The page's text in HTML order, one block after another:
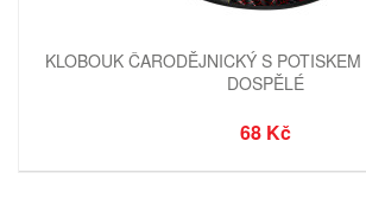
KLOBOUK ČARODĚJNICKÝ S
DOSPĚLÉ
68 Kč